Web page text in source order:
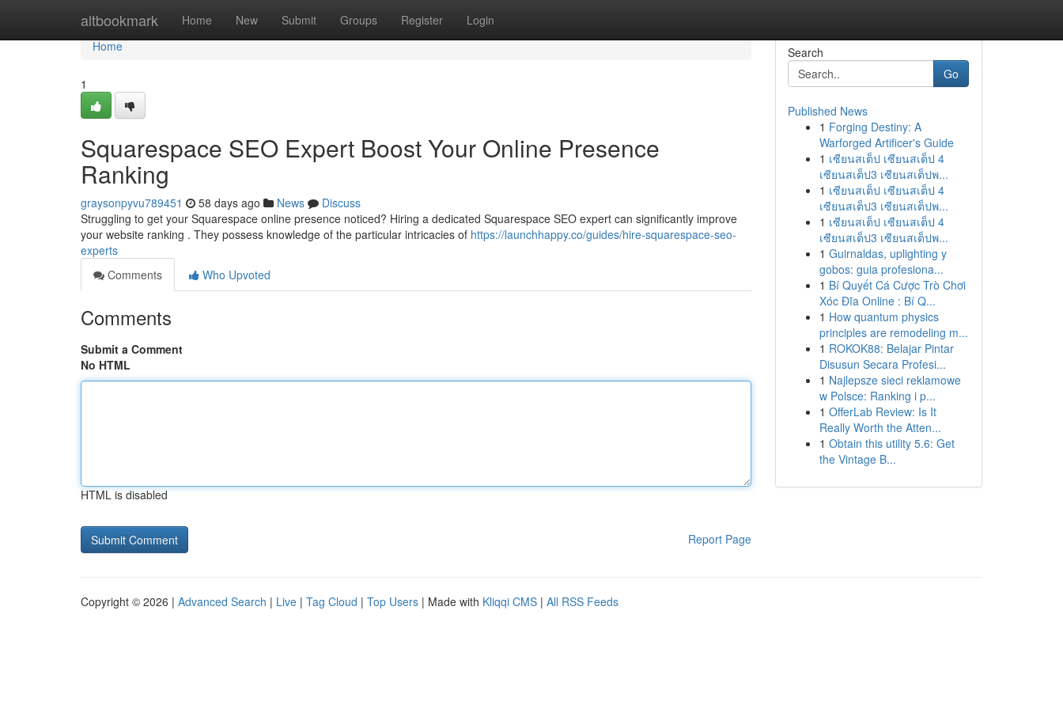
altbookmark Home New Submit Groups Register Login
Home
Home
1
Squarespace SEO Expert Boost Your Online Presence
Ranking
graysonpyvu789451 58 days ago News
Discuss
Struggling to get your Squarespace online presence noticed? Hiring a dedicated Squarespace SEO expert can significantly improve
your website ranking . They possess knowledge of the particular intricacies of https://launchhappy.co/guides/hire-squarespace-seo-
experts
Comments
Who Upvoted
Comments
Submit a Comment
No HTML
HTML is disabled
Report Page
Search
Go
Published News
1 Forging Destiny: A
Warforged Artificer's Guide
1 เซียนสเต็ป เซียนสเต็ป 4
เซียนสเต็ป3 เซียนสเต็ปพ...
1 เซียนสเต็ป เซียนสเต็ป 4
เซียนสเต็ป3 เซียนสเต็ปพ...
1 เซียนสเต็ป เซียนสเต็ป 4
เซียนสเต็ป3 เซียนสเต็ปพ...
1 Guirnaldas, uplighting y
gobos: guia profesiona...
1 Bí Quyết Cá Cược Trò Chơi
Xóc Đĩa Online : Bí Q...
1 How quantum physics
principles are remodeling m...
1 ROKOK88: Belajar Pintar
Disusun Secara Profesi...
1 Najlepsze sieci reklamowe
w Polsce: Ranking i p...
1 OfferLab Review: Is It
Really Worth the Atten...
1 Obtain this utility 5.6: Get
the Vintage B...
Copyright © 2026 | Advanced Search | Live | Tag Cloud | Top Users | Made with Kliqqi CMS | All RSS Feeds